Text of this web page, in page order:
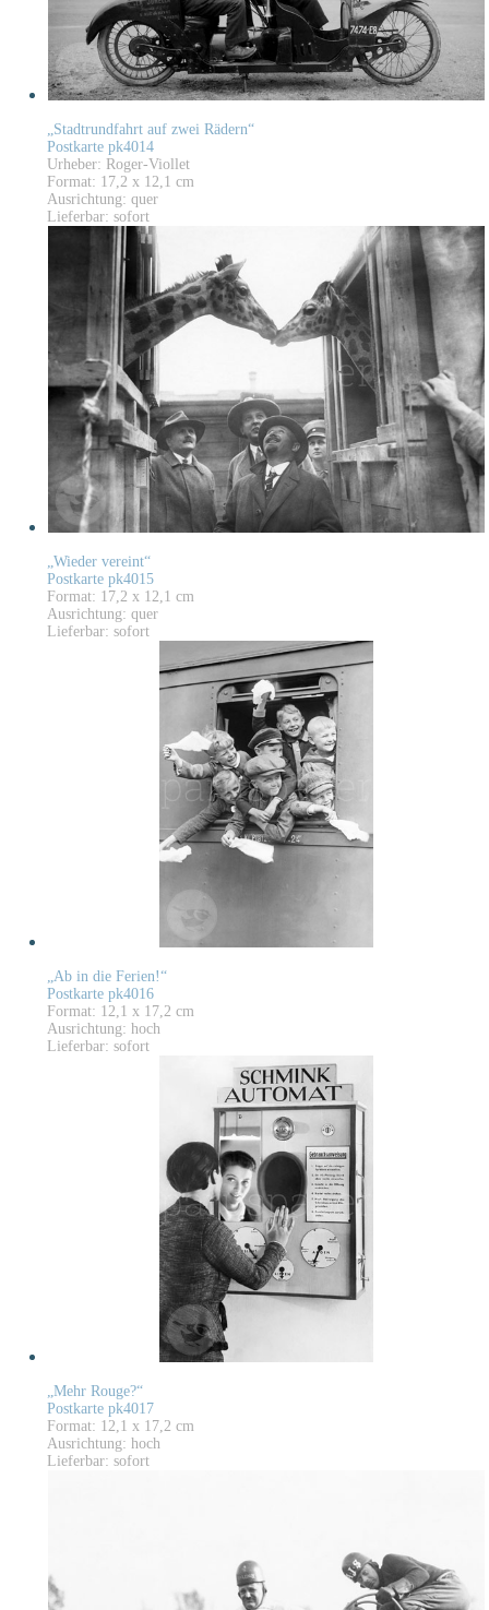
„Stadtrundfahrt auf zwei Rädern“
Postkarte pk4014
Urheber: Roger-Viollet
Format: 17,2 x 12,1 cm
Ausrichtung: quer
Lieferbar: sofort
„Wieder vereint“
Postkarte pk4015
Format: 17,2 x 12,1 cm
Ausrichtung: quer
Lieferbar: sofort
„Ab in die Ferien!“
Postkarte pk4016
Format: 12,1 x 17,2 cm
Ausrichtung: hoch
Lieferbar: sofort
„Mehr Rouge?“
Postkarte pk4017
Format: 12,1 x 17,2 cm
Ausrichtung: hoch
Lieferbar: sofort